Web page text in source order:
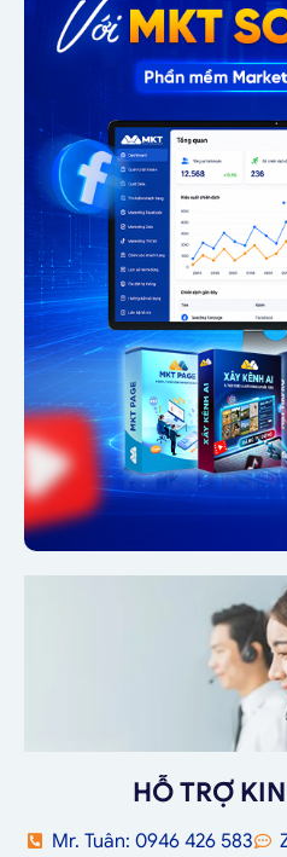
HỖ TRỢ
Mr. Tuân: 0946 426 583